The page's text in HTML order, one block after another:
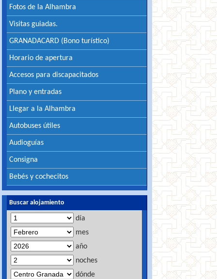
Fotos de la Alhambra
Visitas guiadas.
GRANADACARD (Bono turístico)
Horario de apertura
Accesos para discapacitados
Plano y entradas
Llegar a la Alhambra
Autobuses útiles
Audioguías
Consigna
Bebés y cochecitos
Buscar alojamiento
día
mes
año
noches
dónde